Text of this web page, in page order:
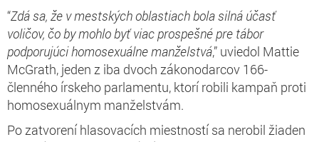
“Zdá sa, že v mestských oblastiach bola silná účasť
voličov, čo by mohlo byť viac prospešné pre tábor
podporujúci homosexuálne manželstvá,” uviedol Mattie
McGrath, jeden z iba dvoch zákonodarcov 166-
členného írskeho parlamentu, ktorí robili kampaň proti
homosexuálnym manželstvám.
Po zatvorení hlasovacích miestností sa nerobil žiaden